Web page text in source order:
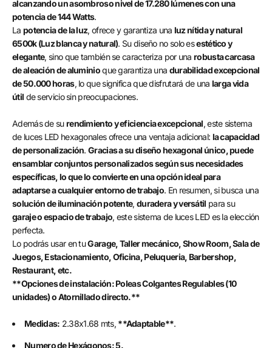
alcanzando un asombroso nivel de 17.280 lúmenes con una
potencia de 144 Watts.
La potencia de la luz, ofrece y garantiza una luz nítida y natural
6500k (Luz blanca y natural). Su diseño no solo esestético y
elegante, sino que también se caracteriza por unarobusta carcasa
de aleación de aluminioque garantiza una durabilidad excepcional
de 50.000 horas, lo que significa que disfrutará de una larga vida
útil de servicio sin preocupaciones.
Además de surendimiento y eficiencia excepcional, este sistema
de luces LED hexagonales ofrece una ventaja adicional: la capacidad
de personalización.Gracias a su diseño hexagonal único, puede
ensamblar conjuntos personalizados según sus necesidades
específicas, lo que lo convierte en una opción ideal para
adaptarse a cualquier entorno de trabajo. En resumen, si busca una
solución de iluminación potente, duradera y versátil para su
garaje o espacio de trabajo, este sistema de luces LED es la elección
perfecta.
Lo podrás usar en tuGarage, Taller mecánico, Show Room, Sala de
Juegos, Estacionamiento, Oficina, Peluqueria, Barbershop,
Restaurant, etc.
**Opciones de instalación: Poleas Colgantes Regulables (10
unidades) o Atornillado directo.**
Medidas: 2.38x1.68 mts, **Adaptable**.
Numero de Hexágonos: 5.